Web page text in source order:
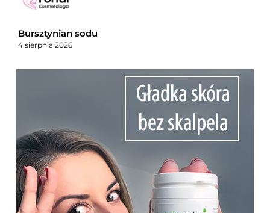
Bursztynian sodu
4 sierpnia 2026